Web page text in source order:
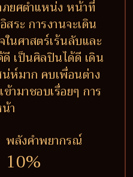
ภยศตำแหน่ง หน้าที่
สระ การงานจะเดิน
นศาสตร์เร้นลับและ
เป็นศิลปินได้ดี เดิน
ห์มาก คบเพื่อนต่าง
ามาชอบเรื่อยๆ การ
า
พลังคำพยากรณ์
10%